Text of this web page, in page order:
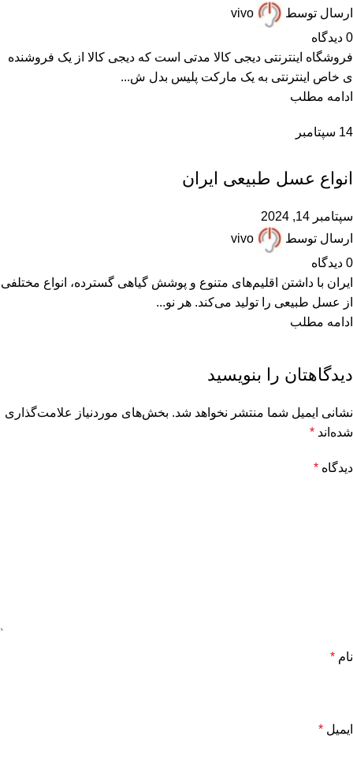
ارسال توسط
vivo
0 دیدگاه
فروشگاه اینترنتی دیجی کالا مدتی است که دیجی کالا از یک فروشنده
ی خاص اینترنتی به یک مارکت پلیس بدل ش...
ادامه مطلب
14 سپتامبر
همکاران زنبوردار همکاران عسل فروش
انواع عسل طبیعی ایران
سپتامبر 14, 2024
ارسال توسط
vivo
0 دیدگاه
ایران با داشتن اقلیم‌های متنوع و پوشش گیاهی گسترده، انواع مختلفی
از عسل طبیعی را تولید می‌کند. هر نو...
ادامه مطلب
دیدگاهتان را بنویسید
نشانی ایمیل شما منتشر نخواهد شد. بخش‌های موردنیاز علامت‌گذاری
شده‌اند *
دیدگاه *
نام *
ایمیل *